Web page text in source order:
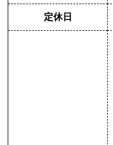
定休日